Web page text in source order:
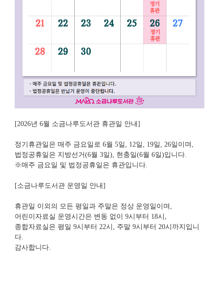
[2026년 6월 소금나루도서관 휴관일 안내]
정기휴관일은 매주 금요일로 6월 5일, 12일, 19일, 26일이며,
법정공휴일은 지방선거(6월 3일), 현충일(6월 6일)입니다.
※매주 금요일 및 법정공휴일은 휴관입니다.
[소금나루도서관 운영일 안내]
휴관일 이외의 모든 평일과 주말은 정상 운영일이며,
어린이자료실 운영시간은 변동 없이 9시부터 18시,
종합자료실은 평일 9시부터 22시, 주말 9시부터 20시까지입니
다.
감사합니다.